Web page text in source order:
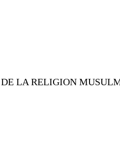
LA RELIGION